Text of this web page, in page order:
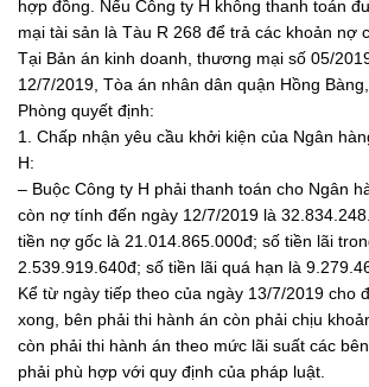
hợp đồng. Nếu Công ty H không thanh toán
mại tài sản là Tàu R 268 để trả các khoản nợ
Tại Bản án kinh doanh, thương mại số 05/
12/7/2019, Tòa án nhân dân quận Hồng
Phòng quyết định:
1. Chấp nhận yêu cầu khởi kiện của Ngân
H:
– Buộc Công ty H phải thanh toán cho Ngân
còn nợ tính đến ngày 12/7/2019 là
tiền nợ gốc là 21.014.865.000đ; số tiền lãi
2.539.919.640đ; số tiền lãi quá hạn là
Kể từ ngày tiếp theo của ngày 13/7/2019 cho
xong, bên phải thi hành án còn phải chịu
còn phải thi hành án theo mức lãi suất các
phải phù hợp với quy định của pháp luật.